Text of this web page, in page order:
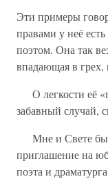
Эти примеры
правами у неё
поэтом. Она так
впадающая в грех,
О легкости её
забавный случай,
Мне и Свете
приглашение на
поэта и